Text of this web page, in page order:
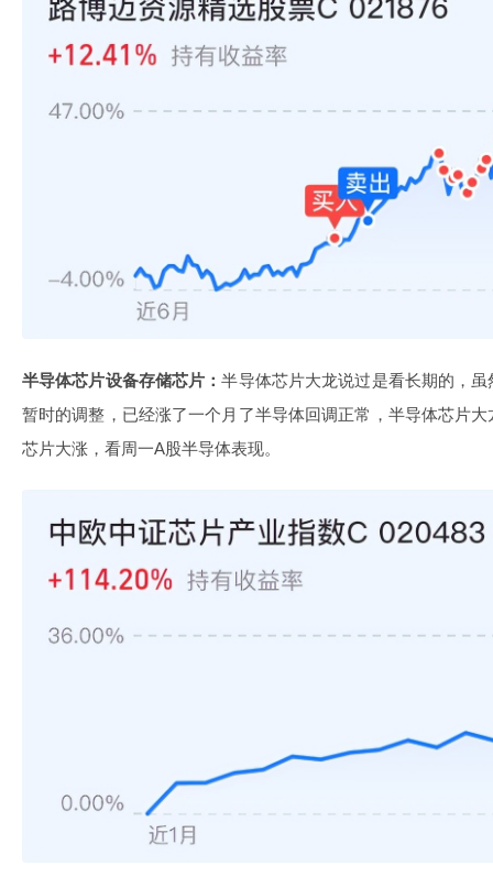
半导体芯片设备存储芯片：半导体芯片大龙说过是看长期的，
暂时的调整，已经涨了一个月了半导体回调正常，半导体芯片
芯片大涨，看周一A股半导体表现。